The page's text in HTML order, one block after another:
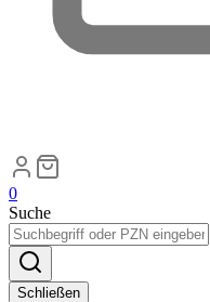
0
Suche
Schließen